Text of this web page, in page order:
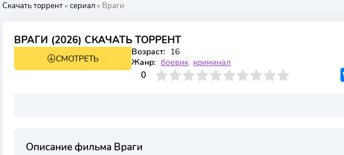
Скачать торрент» сериал» Враги
ВРАГИ (2026) СКАЧАТЬ ТОРРЕНТ
1 сезон 16 серияСМОТРЕТЬ
Возраст: 16
Жанр: боевик криминал
0
4 6 7 8 9 10
Описание фильма Враги